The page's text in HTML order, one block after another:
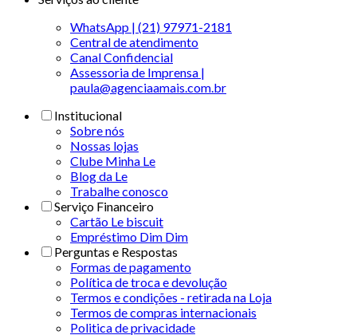
WhatsApp | (21) 97971-2181
Central de atendimento
Canal Confidencial
Assessoria de Imprensa |
paula@agenciaamais.com.br
Institucional
Sobre nós
Nossas lojas
Clube Minha Le
Blog da Le
Trabalhe conosco
Serviço Financeiro
Cartão Le biscuit
Empréstimo Dim Dim
Perguntas e Respostas
Formas de pagamento
Política de troca e devolução
Termos e condições - retirada na Loja
Termos de compras internacionais
Politica de privacidade